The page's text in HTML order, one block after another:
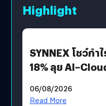
Highlight
SYNNEX โชว์กำ
18% ลุย
Revenue เร่งเครื่
06/08/2026
Read More